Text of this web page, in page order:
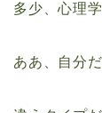
多少、心理
ああ、自分